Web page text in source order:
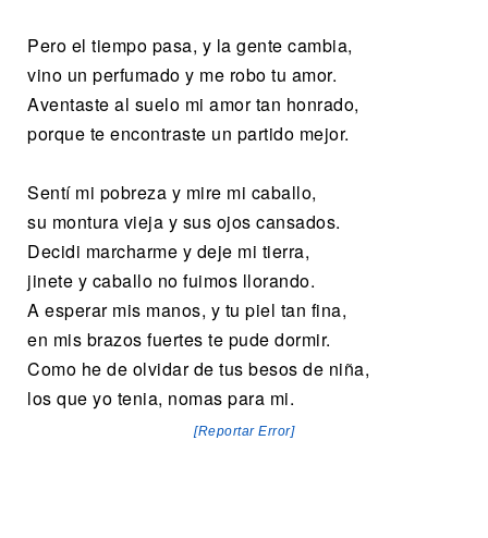
Pero el tiempo pasa, y la gente cambia,
vino un perfumado y me robo tu amor.
Aventaste al suelo mi amor tan honrado,
porque te encontraste un partido mejor.
Sentí mi pobreza y mire mi caballo,
su montura vieja y sus ojos cansados.
Decidi marcharme y deje mi tierra,
jinete y caballo no fuimos llorando.
A esperar mis manos, y tu piel tan fina,
en mis brazos fuertes te pude dormir.
Como he de olvidar de tus besos de niña,
los que yo tenia, nomas para mi.
[Reportar Error]